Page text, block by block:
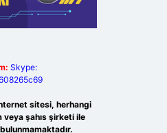
Skype:
sitesi, herhangi
şahıs şirketi ile